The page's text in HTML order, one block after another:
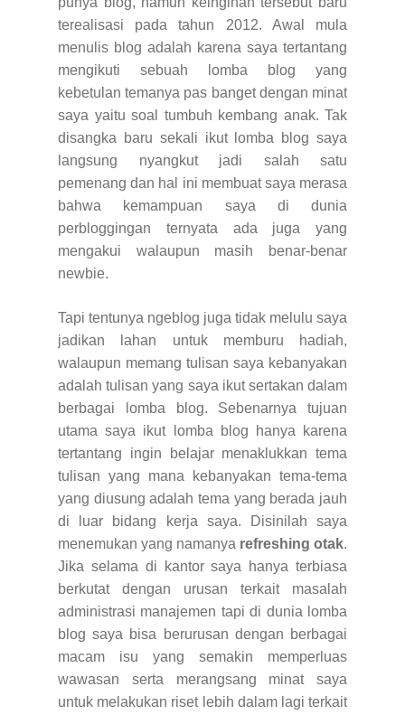
terealisasi pada tahun 2012. Awal mula
menulis blog adalah karena saya tertantang
mengikuti sebuah lomba blog yang
kebetulan temanya pas banget dengan minat
saya yaitu soal tumbuh kembang anak. Tak
disangka baru sekali ikut lomba blog saya
langsung nyangkut jadi salah satu
pemenang dan hal ini membuat saya merasa
bahwa kemampuan saya di dunia
perbloggingan ternyata ada juga yang
mengakui walaupun masih benar-benar
newbie.
Tapi tentunya ngeblog juga tidak melulu saya
jadikan lahan untuk memburu hadiah,
walaupun memang tulisan saya kebanyakan
adalah tulisan yang saya ikut sertakan dalam
berbagai lomba blog. Sebenarnya tujuan
utama saya ikut lomba blog hanya karena
tertantang ingin belajar menaklukkan tema
tulisan yang mana kebanyakan tema-tema
yang diusung adalah tema yang berada jauh
di luar bidang kerja saya. Disinilah saya
menemukan yang namanya refreshing otak.
Jika selama di kantor saya hanya terbiasa
berkutat dengan urusan terkait masalah
administrasi manajemen tapi di dunia lomba
blog saya bisa berurusan dengan berbagai
macam isu yang semakin memperluas
wawasan serta merangsang minat saya
untuk melakukan riset lebih dalam lagi terkait